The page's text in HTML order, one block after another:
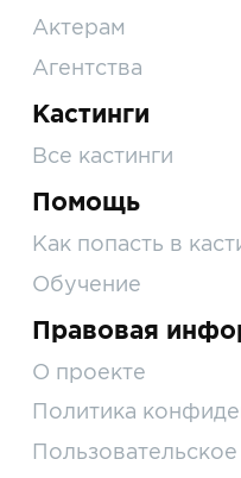
Актерам
Агентства
Кастинги
Все кастинги
Помощь
Как попасть в
Обучение
Правовая
О проекте
Политика